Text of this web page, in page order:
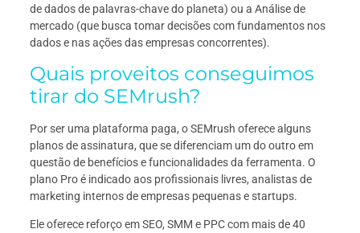
de dados de palavras-chave do planeta) ou a Análise de
mercado (que busca tomar decisões com fundamentos nos
dados e nas ações das empresas concorrentes).
Quais proveitos conseguimos
tirar do SEMrush?
Por ser uma plataforma paga, o SEMrush oferece alguns
planos de assinatura, que se diferenciam um do outro em
questão de benefícios e funcionalidades da ferramenta. O
plano Pro é indicado aos profissionais livres, analistas de
marketing internos de empresas pequenas e startups.
Ele oferece reforço em SEO, SMM e PPC com mais de 40